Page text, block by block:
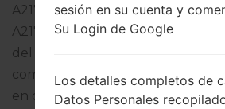
A217MUBU5BUA1. La versión
del firmware dado es
completo sobre cómo
en dispositivos Samsungaquí
sesión en su cuenta y
Su Login de Google
Los detalles completos de
Datos Personales